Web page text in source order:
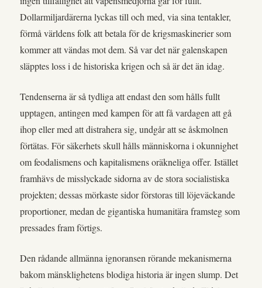
Dollarmiljardärerna lyckas till och med, via sina tentakler,
förmå världens folk att betala för de krigsmaskinerier som
kommer att vändas mot dem. Så var det när galenskapen
släpptes loss i de historiska krigen och så är det än idag.
Tendenserna är så tydliga att endast den som hålls fullt
upptagen, antingen med kampen för att få vardagen att gå
ihop eller med att distrahera sig, undgår att se åskmolnen
förtätas. För säkerhets skull hålls människorna i okunnighet
om feodalismens och kapitalismens oräkneliga offer. Istället
framhävs de misslyckade sidorna av de stora socialistiska
projekten; dessas mörkaste sidor förstoras till löjeväckande
proportioner, medan de gigantiska humanitära framsteg som
pressades fram förtigs.
Den rådande allmänna ignoransen rörande mekanismerna
bakom mänsklighetens blodiga historia är ingen slump. Det